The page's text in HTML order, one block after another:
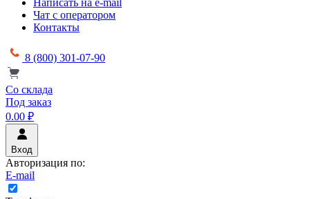
Написать на e-mail
Чат с оператором
Контакты
8 (800) 301-07-90
Со склада
Под заказ
0.00 ₽
Вход
Авторизация по:
E-mail